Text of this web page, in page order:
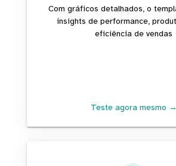
Com gráficos detalhados, o
insights de performance,
eficiência de vendas
Teste agora mesmo →